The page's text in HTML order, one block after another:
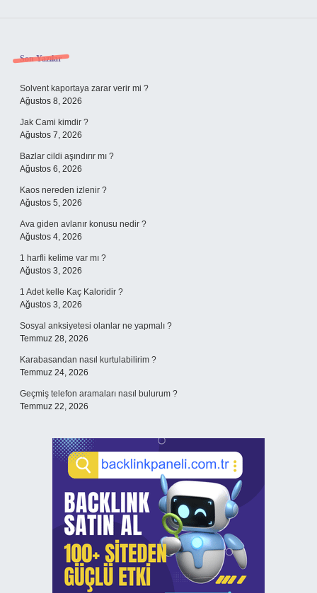
Sidebar
Son Yazılar
Solvent kaportaya zarar verir mi ?
Ağustos 8, 2026
Jak Cami kimdir ?
Ağustos 7, 2026
Bazlar cildi aşındırır mı ?
Ağustos 6, 2026
Kaos nereden izlenir ?
Ağustos 5, 2026
Ava giden avlanır konusu nedir ?
Ağustos 4, 2026
1 harfli kelime var mı ?
Ağustos 3, 2026
1 Adet kelle Kaç Kaloridir ?
Ağustos 3, 2026
Sosyal anksiyetesi olanlar ne yapmalı ?
Temmuz 28, 2026
Karabasandan nasıl kurtulabilirim ?
Temmuz 24, 2026
Geçmiş telefon aramaları nasıl bulurum ?
Temmuz 22, 2026